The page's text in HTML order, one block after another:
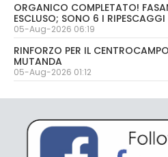
ORGANICO COMPLETATO!
ESCLUSO; SONO 6 I RIPESCAGGI
05-Aug-2026 06:19
RINFORZO PER IL
MUTANDA
05-Aug-2026 01:12